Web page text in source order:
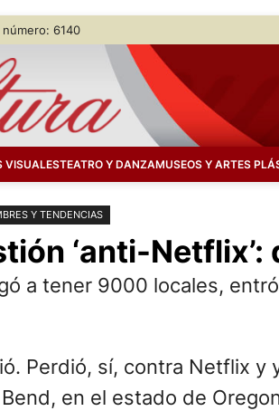
6140
VISUALESTEATRO Y DANZAMUSEOS Y ARTES
Y TENDENCIAS
‘anti-
a tener 9000 locales,
Perdió, sí, contra Netflix y
en el estado de